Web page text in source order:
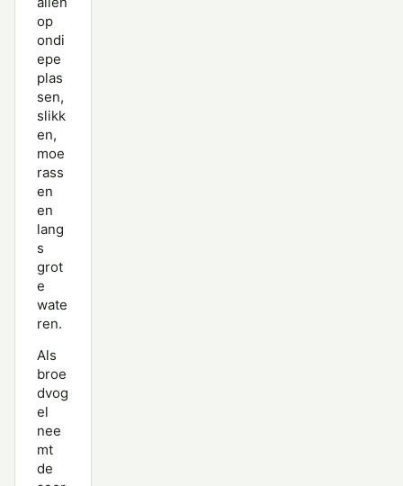
op
ondi
epe
plas
sen,
slikk
en,
moe
rass
en
en
lang
s
grot
e
wate
ren.
Als
broe
dvog
el
nee
mt
de